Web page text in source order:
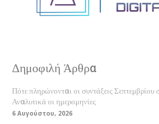
Δημοφιλή Άρθρα
Πότε πληρώνονται οι συντάξεις Σεπτεμβρίου
Αναλυτικά οι ημερομηνίες
6 Αυγούστου, 2026